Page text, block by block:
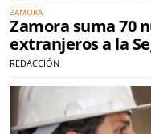
ZAMORA
Zamora suma 70
extranjeros a la
REDACCIÓN